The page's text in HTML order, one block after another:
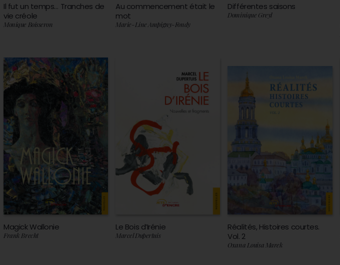
Il fut un temps… Tranches de
vie créole
Monique Boisseron
Au commencement était le
mot
Marie-Line Ampigny-Fondy
Différentes saisons
Dominique Greyl
Magick Wallonie
Frank Brecht
Le Bois d’Irénie
Marcel Dupertuis
Réalités, Histoires courtes.
Vol. 2
Oxana Louisa Marek